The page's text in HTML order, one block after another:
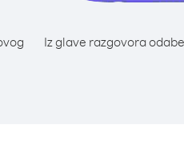
Iz glave razgovora